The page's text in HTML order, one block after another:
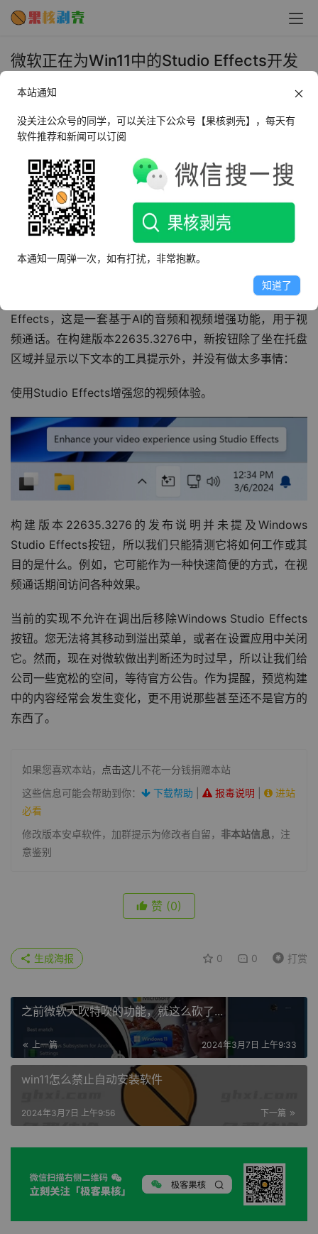
微软正在为Win11中的Studio Effects开发
2024年3月7日 上午9:53 圈内新闻
Windows 11将在今年晚些时候迎来一项重大功能更新。
24H2版本预计将带来许多新功能，并且重点关注AI驱动的
能力。为了帮助您导航并理解即将发生的事情，微软正在研
究视觉线索，例如Copilot动画。看起来，一个新的指示器
也即将出现在任务栏上，就在快速设置按钮旁边。
最近从Beta频道发布的Windows 11预览更新中包含了一个
隐藏的任务栏指示器/按钮，用于Windows Studio
Effects，这是一套基于AI的音频和视频增强功能，用于视
频通话。在构建版本22635.3276中，新按钮除了坐在托盘
区域并显示以下文本的工具提示外，并没有做太多事情：
使用Studio Effects增强您的视频体验。
构建版本22635.3276的发布说明并未提及Windows
Studio Effects按钮，所以我们只能猜测它将如何工作或其
目的是什么。例如，它可能作为一种快速简便的方式，在视
频通话期间访问各种效果。
当前的实现不允许在调出后移除Windows Studio Effects
按钮。您无法将其移动到溢出菜单，或者在设置应用中关闭
它。然而，现在对微软做出判断还为时过早，所以让我们给
公司一些宽松的空间，等待官方公告。作为提醒，预览构建
中的内容经常会发生变化，更不用说那些甚至还不是官方的
东西了。
如果您喜欢本站， 点击这儿不花一分钱捐赠本站
这些信息可能会帮助到你：
下载帮助 报毒说明
进站
必看
修改版本安卓软件，加群提示为修改者自留， 非本站信息，注
意鉴别
赞 (0)
0 0 打赏
生成海报
之前微软大吹特吹的功能，就这么砍了...
上一篇 2024年3月7日 上午9:33
win11怎么禁止自动安装软件
下一篇
2024年3月7日 上午9:56
本站通知
没关注公众号的同学，可以关注下公众号【果核剥壳】，每天有
软件推荐和新闻可以订阅
本通知一周弹一次，如有打扰，非常抱歉。
知道了